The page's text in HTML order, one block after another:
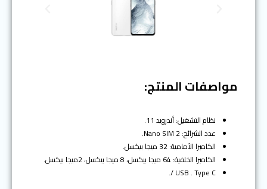
u
s
مواصفات المنتج:
نظام التشغيل: أندرويد 11.
عدد الشرائح: 2 Nano SIM.
الكاميرا الأمامية: 32 ميجا بيكسل.
الكاميرا الخلفية: 64 ميجا بيكسل، 8 ميجا بيكسل، 2ميجا بيكسل.
USB . Type C /.